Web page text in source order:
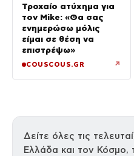
Τροχαίο ατύχημα για
τον Mike: «Θα σας
ενημερώσω μόλις
είμαι σε θέση να
επιστρέψω»
COUSCOUS.GR ↗
Δείτε όλες τις
Ελλάδα και τον Κόσμο,